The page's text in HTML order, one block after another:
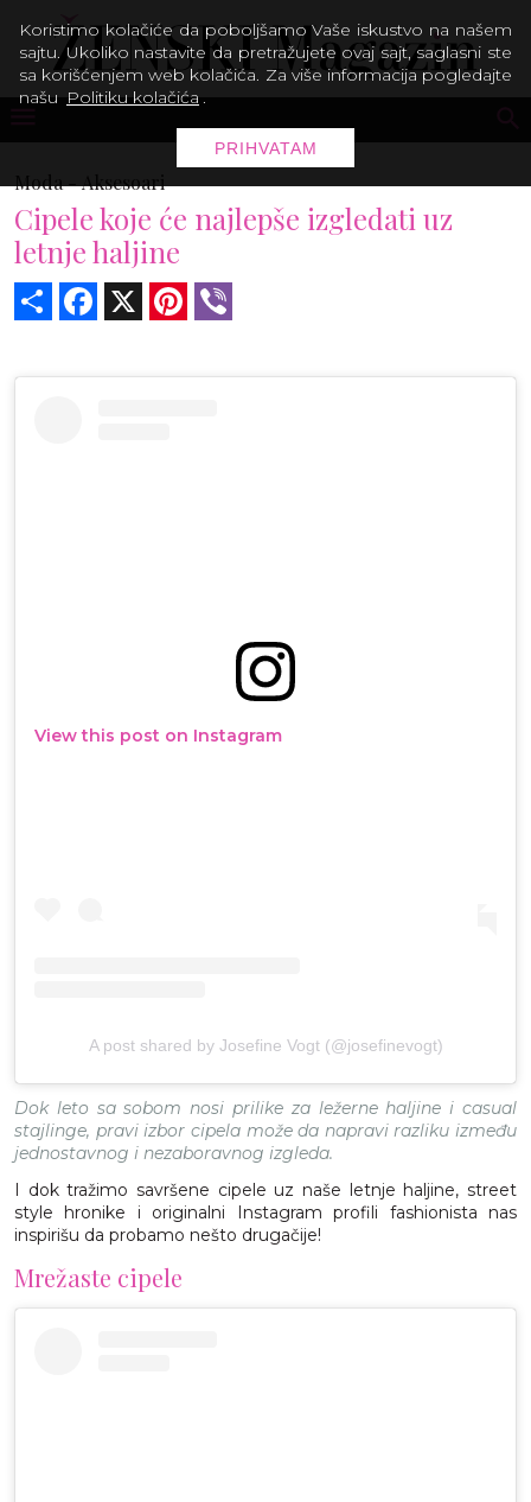
Moda -Aksesoari
Cipele koje će najlepše izgledati uz
letnje haljine
Share Facebook Pinterest
View this post on Instagram
A post shared by Josefine Vogt (@josefinevogt)
Dok leto sa sobom nosi prilike za ležerne haljine i casual
stajlinge, pravi izbor cipela može da napravi razliku između
jednostavnog i nezaboravnog izgleda.
I dok tražimo savršene cipele uz naše letnje haljine, street
style hronike i originalni Instagram profili fashionista nas
inspirišu da probamo nešto drugačije!
Mrežaste cipele
Koristimo kolačiće da poboljšamo Vaše iskustvo na našem
sajtu. Ukoliko nastavite da pretražujete ovaj sajt, saglasni ste
sa korišćenjem web kolačića. Za više informacija pogledajte
našu Politiku kolačića .
PRIHVATAM